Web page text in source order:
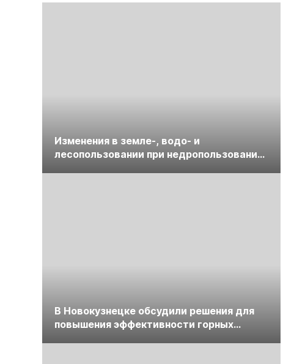
Изменения в земле-, водо- и
лесопользовании при недропользовании
В Новокузнецке обсудили решения для
повышения эффективности горных